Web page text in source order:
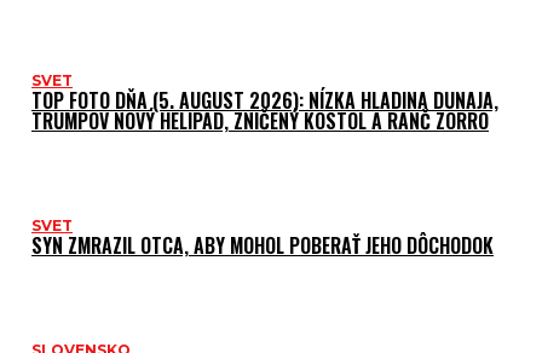
SVET
TOP FOTO DŇA (5. AUGUST 2026): NÍZKA HLADINA DUNAJA,
TRUMPOV NOVÝ HELIPAD, ZNIČENÝ KOSTOL A RANČ ZORRO
SVET
SYN ZMRAZIL OTCA, ABY MOHOL POBERAŤ JEHO DÔCHODOK